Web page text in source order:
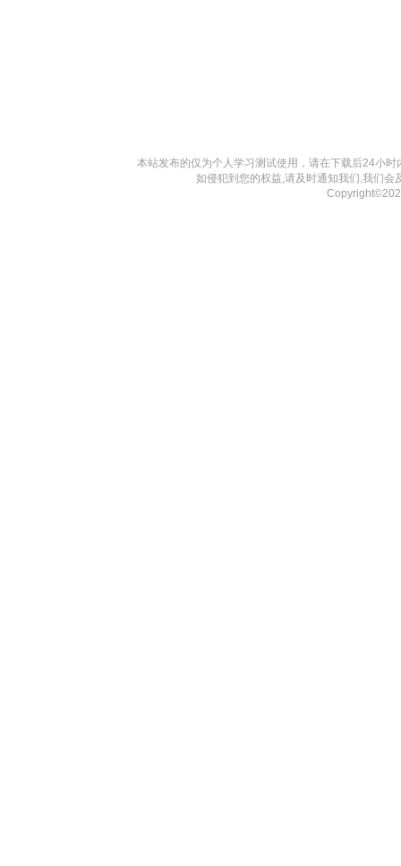
本站发布的仅为个人学习测试使用，请在下载后24小
如侵犯到您的权益,请及时通知我们,我们